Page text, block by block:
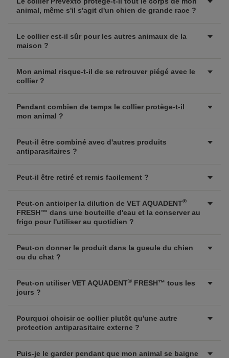
animal, même s'il s'agit d'un chien de grande race ?
Le collier est-il sûr pour les autres animaux de la
maison ?
Mon animal risque-t-il de se retrouver piégé avec le
collier ?
Pendant combien de temps le collier protège-t-il
mon animal ?
Peut-il être combiné avec d'autres produits
antiparasitaires ?
Peut-il être retiré et remis facilement ?
Peut-on anticiper la dilution de VET AQUADENT®
FRESH™ dans une bouteille d'eau et la conserver au
frigo pour l'utiliser au quotidien ?
Peut-on donner le produit dans la gueule du chien
ou du chat ?
Peut-on utiliser VET AQUADENT® FRESH™ tous les
jours ?
Pourquoi choisir ce collier plutôt qu'une autre
protection antiparasitaire externe ?
Puis-je le garder pendant que mon animal se baigne